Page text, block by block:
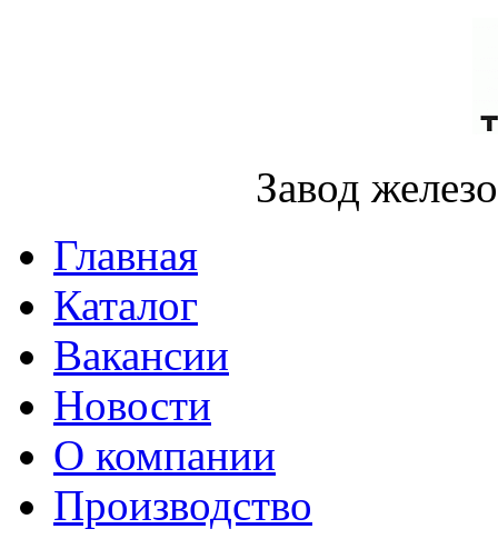
Завод
Главная
Каталог
Вакансии
Новости
О компании
Производство